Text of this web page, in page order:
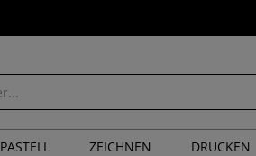
PASTELL ZEICHNEN DRUCKEN